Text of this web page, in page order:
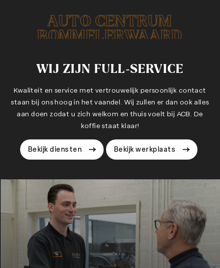
AUTO CENTRUM
BOMMELERWAARD
WIJ ZIJN FULL-SERVICE
Kwaliteit en service met vertrouwelijk persoonlijk contact
staan bij ons hoog in het vaandel. Wij zullen er dan ook alles
aan doen zodat u zich welkom en thuis voelt bij ACB. De
koffie staat klaar!
Bekijk diensten Bekijk werkplaats